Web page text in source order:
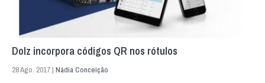
Dolz incorpora códigos QR nos rótulos
28 Ago. 2017 | Nádia Conceição